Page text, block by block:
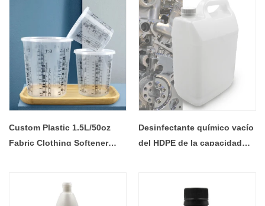
Plastic Jar with Screw Lid -
Custom Plastic 1.5L/50oz
Fabric Clothing Softener
Bottle with Scale Lid - COPY
Desinfectante químico vacío
del HDPE de la capacidad